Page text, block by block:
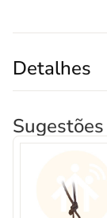
Detalhes
Sugestões